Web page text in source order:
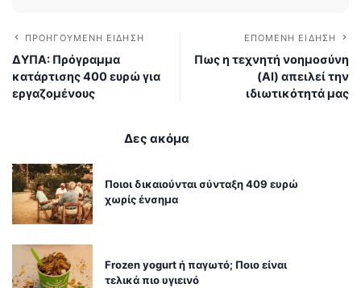
ΠΡΟΗΓΟΎΜΕΝΗ ΕΊΔΗΣΗ
ΔΥΠΑ: Πρόγραμμα
κατάρτισης 400 ευρώ για
εργαζομένους
ΕΠΌΜΕΝΗ ΕΊΔΗΣΗ
Πως η τεχνητή νοημοσύνη
(AI) απειλεί την
ιδιωτικότητά μας
Δες ακόμα
Ποιοι δικαιούνται σύνταξη 409 ευρώ
χωρίς ένσημα
Frozen yogurt ή παγωτό; Ποιο είναι
τελικά πιο υγιεινό